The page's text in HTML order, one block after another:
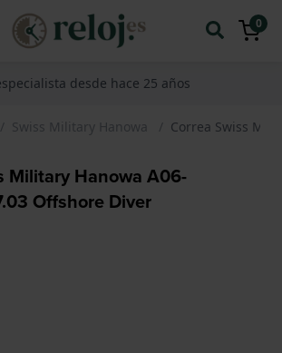
0
desde hace 25 años
Swiss Military Hanowa Correa Swiss
Military Hanowa A06-
Offshore Diver